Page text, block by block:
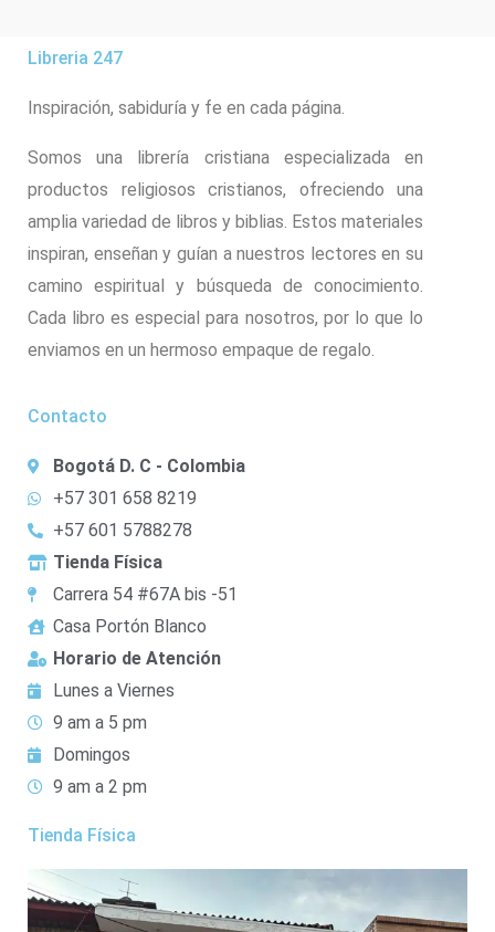
Libreria 247
Inspiración, sabiduría y fe en cada página.
Somos una librería cristiana especializada en
productos religiosos cristianos, ofreciendo una
amplia variedad de libros y biblias. Estos materiales
inspiran, enseñan y guían a nuestros lectores en su
camino espiritual y búsqueda de conocimiento.
Cada libro es especial para nosotros, por lo que lo
enviamos en un hermoso empaque de regalo.
Contacto
Bogotá D. C - Colombia
+57 301 658 8219
+57 601 5788278
Tienda Física
Carrera 54 #67A bis -51
Casa Portón Blanco
Horario de Atención
Lunes a Viernes
9 am a 5 pm
Domingos
9 am a 2 pm
Tienda Física